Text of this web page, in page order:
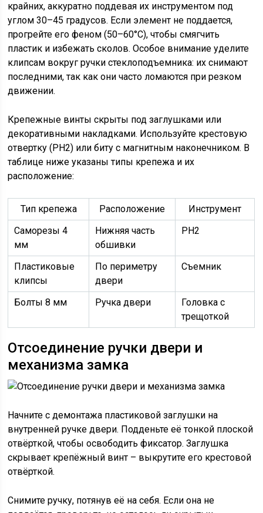
крайних, аккуратно поддевая их инструментом под
углом 30–45 градусов. Если элемент не поддается,
прогрейте его феном (50–60°C), чтобы смягчить
пластик и избежать сколов. Особое внимание уделите
клипсам вокруг ручки стеклоподъемника: их снимают
последними, так как они часто ломаются при резком
движении.
Крепежные винты скрыты под заглушками или
декоративными накладками. Используйте крестовую
отвертку (PH2) или биту с магнитным наконечником. В
таблице ниже указаны типы крепежа и их
расположение:
Тип крепежа Расположение
Инструмент
Саморезы 4
мм
Нижняя часть
обшивки
PH2
Пластиковые
клипсы
По периметру
двери
Съемник
Болты 8 мм Ручка двери
Головка с
трещоткой
Отсоединение ручки двери и
механизма замка
Начните с демонтажа пластиковой заглушки на
внутренней ручке двери. Подденьте её тонкой плоской
отвёрткой, чтобы освободить фиксатор. Заглушка
скрывает крепёжный винт – выкрутите его крестовой
отвёрткой.
Снимите ручку, потянув её на себя. Если она не